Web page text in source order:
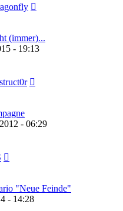
(immer)...
- 19:13
- 06:29
"Neue Feinde"
- 14:28